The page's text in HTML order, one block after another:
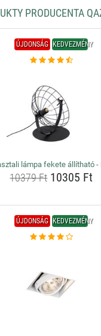
PRODUCENTA
ÚJDONSÁG KEDVEZMÉNY
lámpa fekete állítható -
10379 Ft10305 Ft
ÚJDONSÁG KEDVEZMÉNY